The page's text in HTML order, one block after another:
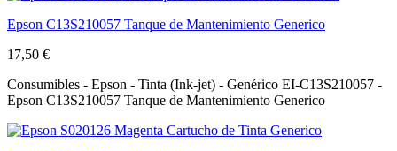
Epson C13S210057 Tanque de Mantenimiento Generico
17,50 €
Consumibles - Epson - Tinta (Ink-jet) - Genérico EI-C13S210057 -
Epson C13S210057 Tanque de Mantenimiento Generico